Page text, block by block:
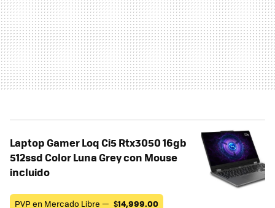
Laptop Gamer Loq Ci5 Rtx3050 16gb
512ssd Color Luna Grey con Mouse
incluido
PVP en Mercado Libre — $14,999.00